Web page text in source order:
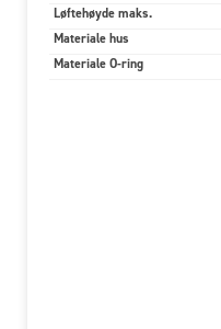
Løftehøyde maks.
Materiale hus
Materiale O-ring